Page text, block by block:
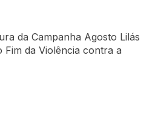
da Campanha Agosto Lilás
Fim da Violência contra a